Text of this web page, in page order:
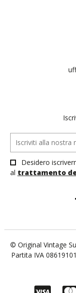
Desidero
al trattamento
© Original Vintage
Partita IVA